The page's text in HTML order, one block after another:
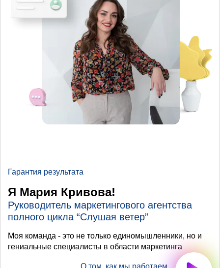
Гарантия результата
Я Мария Кривова!
Руководитель маркетингового агентства
полного цикла “Слушая ветер”
Моя команда - это не только единомышленники, но и
гениальные специалисты в области маркетинга
О том, как мы работаем